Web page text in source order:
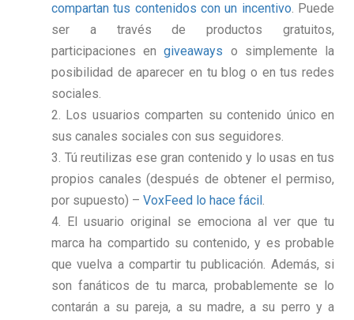
compartan tus contenidos con un incentivo. Puede
ser a través de productos gratuitos,
participaciones engiveaways o simplemente la
posibilidad de aparecer en tu blog o en tus redes
sociales.
Los usuarios comparten su contenido único en
sus canales sociales con sus seguidores.
Tú reutilizas ese gran contenido y lo usas en tus
propios canales (después de obtener el permiso,
por supuesto) – VoxFeed lo hace fácil .
El usuario original se emociona al ver que tu
marca ha compartido su contenido, y es probable
que vuelva a compartir tu publicación. Además, si
son fanáticos de tu marca, probablemente se lo
contarán a su pareja, a su madre, a su perro y a